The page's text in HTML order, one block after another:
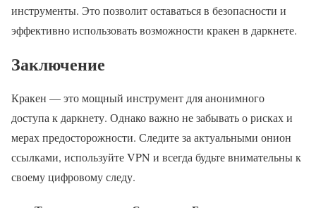
инструменты. Это позволит оставаться в безопасности и
эффективно использовать возможности кракен в даркнете.
Заключение
Кракен — это мощный инструмент для анонимного
доступа к даркнету. Однако важно не забывать о рисках и
мерах предосторожности. Следите за актуальными онион
ссылками, используйте VPN и всегда будьте внимательны к
своему цифровому следу.